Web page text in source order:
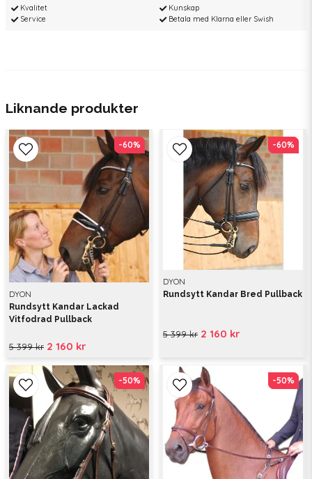
Kvalitet
Service
Kunskap
Betala med Klarna eller Swish
Liknande produkter
DYON
Rundsytt Kandar Lackad
Vitfodrad Pullback
5 399 kr 2 160 kr
-60%
-60%
DYON
Rundsytt Kandar Bred Pullback
5 399 kr 2 160 kr
-60%
-60%
-50%
-50% -50%
-50%